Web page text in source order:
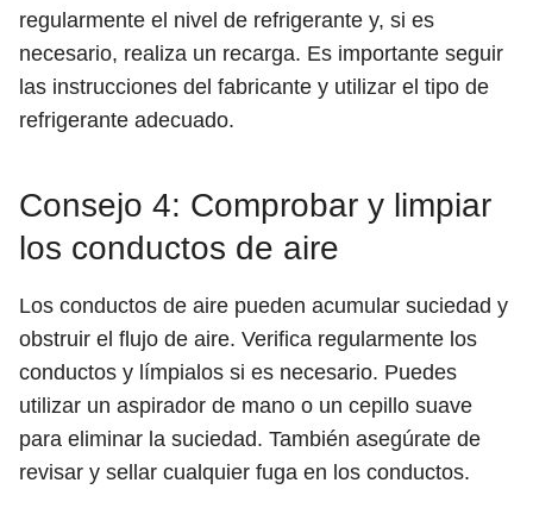
regularmente el nivel de refrigerante y, si es
necesario, realiza un recarga. Es importante seguir
las instrucciones del fabricante y utilizar el tipo de
refrigerante adecuado.
Consejo 4: Comprobar y limpiar
los conductos de aire
Los conductos de aire pueden acumular suciedad y
obstruir el flujo de aire. Verifica regularmente los
conductos y límpialos si es necesario. Puedes
utilizar un aspirador de mano o un cepillo suave
para eliminar la suciedad. También asegúrate de
revisar y sellar cualquier fuga en los conductos.